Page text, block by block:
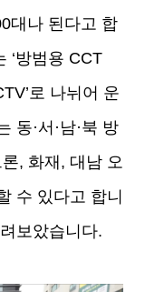
대나 된다고 합
‘방범용 CCT
로 나뉘어 운
동·서·남·북 방
, 화재, 대남 오
수 있다고 합니
보았습니다.